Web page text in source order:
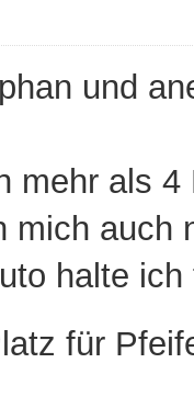
und
mehr als
mich auch
halte
für